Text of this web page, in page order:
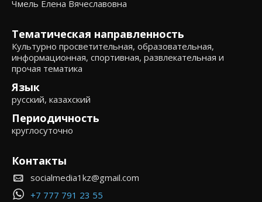
Чмель Елена Вячеславовна
Тематическая направленность
Культурно просветительная, образовательная,
информационная, спортивная, развлекательная и
прочая тематика
Язык
русский, казахский
Периодичность
круглосуточно
Контакты
socialmedia1kz@gmail.com
+7 777 791 23 55